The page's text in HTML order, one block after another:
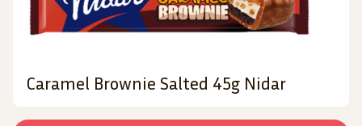
Caramel Brownie Salted 45g Nidar